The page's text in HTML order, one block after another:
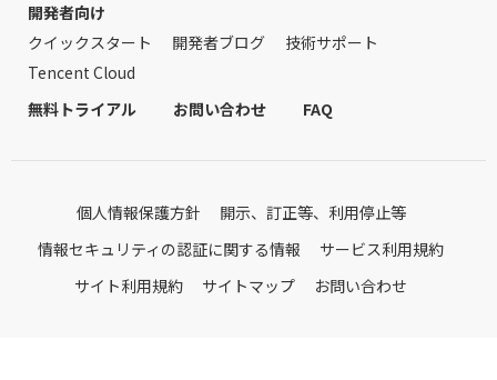
開発者向け
クイックスタート
開発者ブログ
技術サポート
Tencent Cloud
無料トライアル
お問い合わせ FAQ
個人情報保護方針
開示、訂正等、利用停止等
情報セキュリティの認証に関する情報
サービス利用規約
サイト利用規約
サイトマップ お問い合わせ